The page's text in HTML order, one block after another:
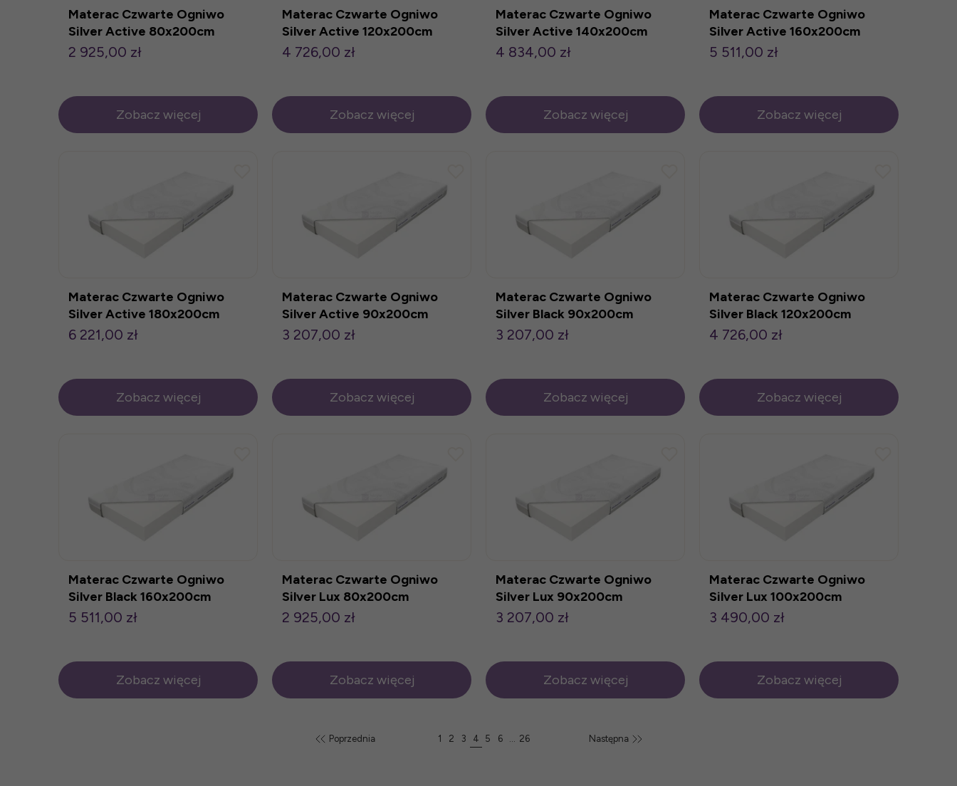
Materac Czwarte Ogniwo
Silver Active 80x200cm
2 925,00 zł
Zobacz więcej
Materac Czwarte Ogniwo
Silver Active 120x200cm
4 726,00 zł
Zobacz więcej
Materac Czwarte Ogniwo
Silver Active 140x200cm
4 834,00 zł
Zobacz więcej
Materac Czwarte Ogniwo
Silver Active 160x200cm
5 511,00 zł
Zobacz więcej
Materac Czwarte Ogniwo
Silver Active 180x200cm
6 221,00 zł
Zobacz więcej
Materac Czwarte Ogniwo
Silver Active 90x200cm
3 207,00 zł
Zobacz więcej
Materac Czwarte Ogniwo
Silver Black 90x200cm
3 207,00 zł
Zobacz więcej
Materac Czwarte Ogniwo
Silver Black 120x200cm
4 726,00 zł
Zobacz więcej
Materac Czwarte Ogniwo
Silver Black 160x200cm
5 511,00 zł
Zobacz więcej
Materac Czwarte Ogniwo
Silver Lux 80x200cm
2 925,00 zł
Zobacz więcej
Materac Czwarte Ogniwo
Silver Lux 90x200cm
3 207,00 zł
Zobacz więcej
Materac Czwarte Ogniwo
Silver Lux 100x200cm
3 490,00 zł
Zobacz więcej
Poprzednia 1 2 3 4 5 6 26 Następna